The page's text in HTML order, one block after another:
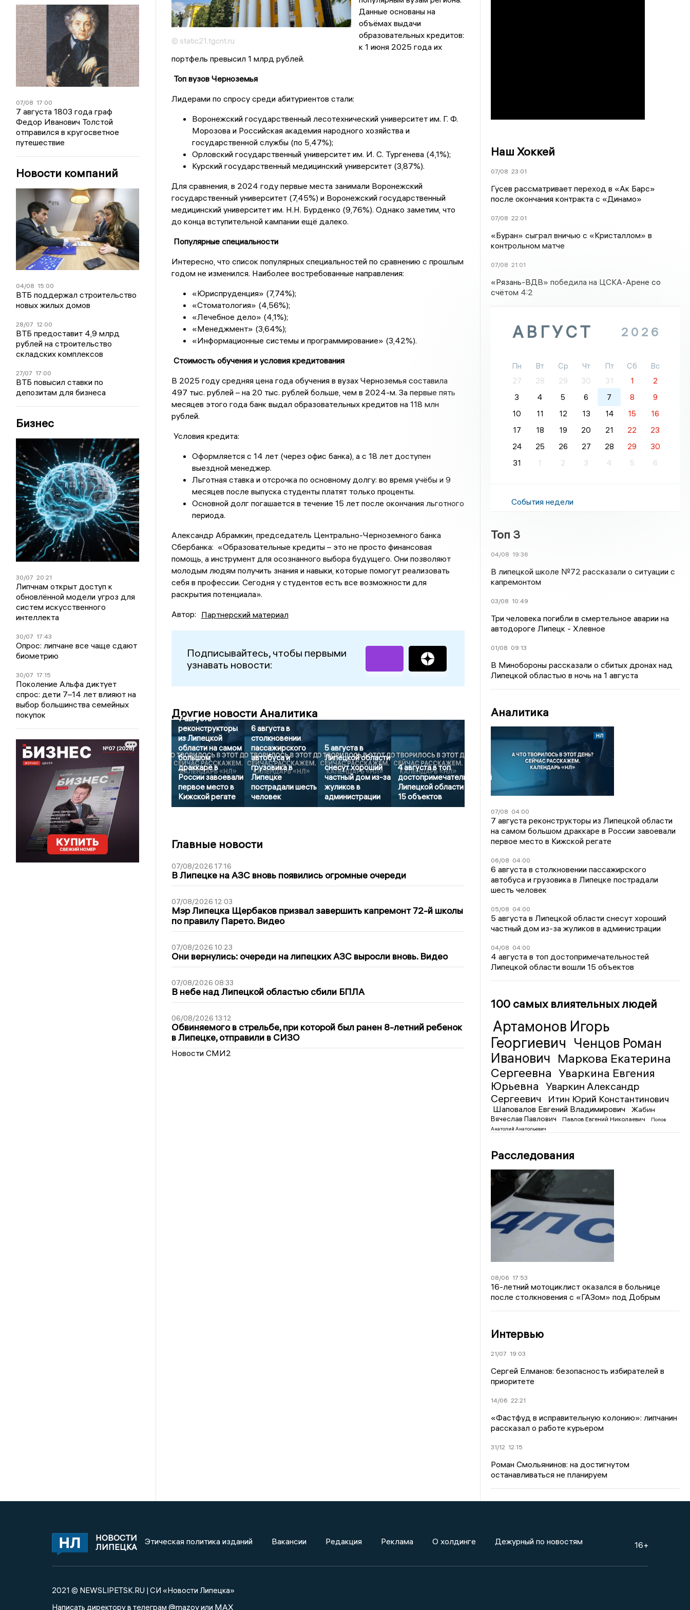
07/08 17:00
7 августа 1803 года граф
Федор Иванович Толстой
отправился в кругосветное
путешествие
Новости компаний
04/08 15:00
ВТБ поддержал строительство
новых жилых домов
28/07 12:00
ВТБ предоставит 4,9 млрд
рублей на строительство
складских комплексов
27/07 17:00
ВТБ повысил ставки по
депозитам для бизнеса
Бизнес
30/07 20:21
Липчнам открыт доступ к
обновлённой модели угроз для
систем искусственного
интеллекта
30/07 17:43
Опрос: липчане все чаще сдают
биометрию
30/07 17:15
Поколение Альфа диктует
спрос: дети 7–14 лет влияют на
выбор большинства семейных
покупок
© static21.tgcnt.ru
Данные основаны на
объёмах выдачи
образовательных кредитов:
к 1 июня 2025 года их
портфель превысил 1 млрд рублей.
Топ вузов Черноземья
Лидерами по спросу среди абитуриентов стали:
Воронежский государственный лесотехнический университет им. Г. Ф.
Морозова и Российская академия народного хозяйства и
государственной службы (по 5,47%);
Орловский государственный университет им. И. С. Тургенева (4,1%);
Курский государственный медицинский университет (3,87%).
Для сравнения, в 2024 году первые места занимали Воронежский
государственный университет (7,45%) и Воронежский государственный
медицинский университет им. Н.Н. Бурденко (9,76%). Однако заметим, что
до конца вступительной кампании ещё далеко.
Популярные специальности
Интересно, что список популярных специальностей по сравнению с прошлым
годом не изменился. Наиболее востребованные направления:
«Юриспруденция» (7,74%);
«Стоматология» (4,56%);
«Лечебное дело» (4,1%);
«Менеджмент» (3,64%);
«Информационные системы и программирование» (3,42%).
Стоимость обучения и условия кредитования
В 2025 году средняя цена года обучения в вузах Черноземья составила
497 тыс. рублей – на 20 тыс. рублей больше, чем в 2024-м. За первые пять
месяцев этого года банк выдал образовательных кредитов на 118 млн
рублей.
Условия кредита:
Оформляется с 14 лет (через офис банка), а с 18 лет доступен
выездной менеджер.
Льготная ставка и отсрочка по основному долгу: во время учёбы и 9
месяцев после выпуска студенты платят только проценты.
Основной долг погашается в течение 15 лет после окончания льготного
периода.
Александр Абрамкин, председатель Центрально-Черноземного банка
Сбербанка: «Образовательные кредиты – это не просто финансовая
помощь, а инструмент для осознанного выбора будущего. Они позволяют
молодым людям получить знания и навыки, которые помогут реализовать
себя в профессии. Сегодня у студентов есть все возможности для
раскрытия потенциала».
Автор: Партнерский материал
Подписывайтесь, чтобы первыми
узнавать новости:
Другие новости Аналитика
7 августа
реконструкторы
из Липецкой
области на самом
большом
драккаре в
России завоевали
первое место в
Кижской регате
6 августа в
столкновении
пассажирского
автобуса и
грузовика в
Липецке
пострадали шесть
человек
5 августа в
Липецкой области
снесут хороший
частный дом из-за
жуликов в
администрации
4 августа в топ
достопримечательностей
Липецкой области вошли
15 объектов
Главные новости
07/08/2026 17:16
В Липецке на АЗС вновь появились огромные очереди
07/08/2026 12:03
Мэр Липецка Щербаков призвал завершить капремонт 72-й школы
по правилу Парето. Видео
07/08/2026 10:23
Они вернулись: очереди на липецких АЗС выросли вновь. Видео
07/08/2026 08:33
В небе над Липецкой областью сбили БПЛА
06/08/2026 13:12
Обвиняемого в стрельбе, при которой был ранен 8-летний ребенок
в Липецке, отправили в СИЗО
Новости СМИ2
Наш Хоккей
07/08 23:01
Гусев рассматривает переход в «Ак Барс»
после окончания контракта с «Динамо»
07/08 22:01
«Буран» сыграл вничью с «Кристаллом» в
контрольном матче
07/08 21:01
«Рязань-ВДВ» победила на ЦСКА-Арене со
счётом 4:2
АВГУСТ 2026
Пн Вт Ср Чт Пт Сб
Вс
27
28 29 30 31 1
2
3
4 5 6 7 8
9
10
11 12 13 14 15
16
17
18 19 20 21 22
23
24
25 26 27 28 29
30
31
1 2 3 4 5 6
События недели
Топ 3
04/08 19:36
В липецкой школе №72 рассказали о ситуации с
капремонтом
03/08 10:49
Три человека погибли в смертельное аварии на
автодороге Липецк - Хлевное
01/08 09:13
В Минобороны рассказали о сбитых дронах над
Липецкой областью в ночь на 1 августа
Аналитика
07/08 04:00
7 августа реконструкторы из Липецкой области
на самом большом драккаре в России завоевали
первое место в Кижской регате
06/08 04:00
6 августа в столкновении пассажирского
автобуса и грузовика в Липецке пострадали
шесть человек
05/08 04:00
5 августа в Липецкой области снесут хороший
частный дом из-за жуликов в администрации
04/08 04:00
4 августа в топ достопримечательностей
Липецкой области вошли 15 объектов
100 самых влиятельных людей
Артамонов Игорь
Георгиевич Ченцов Роман
Иванович Маркова Екатерина
Сергеевна Уваркина Евгения
Юрьевна
Уваркин Александр
Сергеевич
Итин Юрий Константинович
Шаповалов Евгений Владимирович
Жабин
Вячеслав Павлович
Павлов Евгений Николаевич
Попов
Анатолий Анатольевич
Расследования
08/06 17:53
16-летний мотоциклист оказался в больнице
после столкновения с «ГАЗом» под Добрым
Интервью
21/07 19:03
Сергей Елманов: безопасность избирателей в
приоритете
14/06 22:21
«Фастфуд в исправительную колонию»: липчанин
рассказал о работе курьером
31/12 12:15
Роман Смольянинов: на достигнутом
останавливаться не планируем
НОВОСТИ
ЛИПЕЦКА
Этическая политика изданий Вакансии Редакция Реклама О холдинге Дежурный по новостям 16+
2021 © NEWSLIPETSK.RU | СИ «Новости Липецка»
Написать директору в телеграм @mazovили MAX